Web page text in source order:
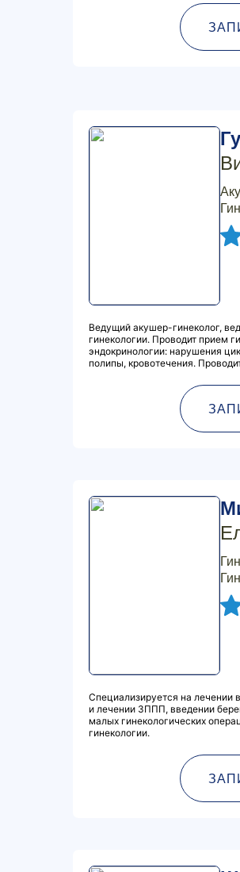
Ведущий акушер-гинеколог,
гинекологии. Проводит прием
эндокринологии: нарушения
полипы, кровотечения.
Специализируется на лечении
и лечении ЗППП, введении
малых гинекологических
гинекологии.